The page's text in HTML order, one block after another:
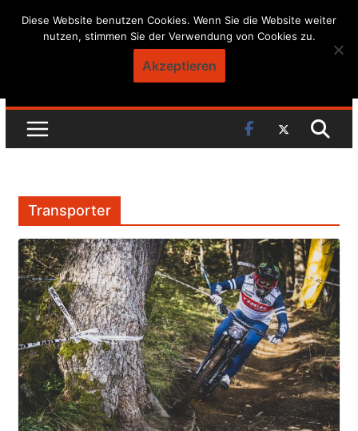
Skip
Transporter
Diese Website benutzen Cookies. Wenn Sie die Website weiter
nutzen, stimmen Sie der Verwendung von Cookies zu.
Akzeptieren